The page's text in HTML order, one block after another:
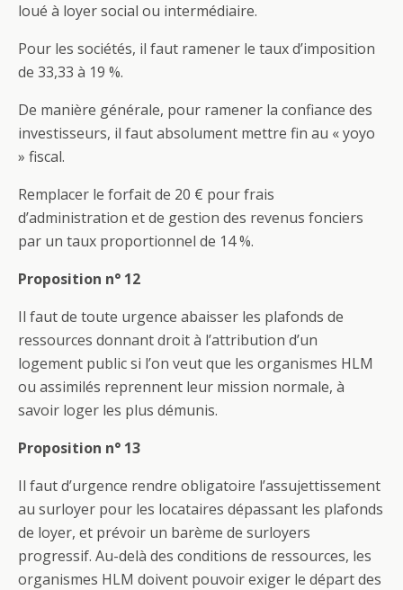
loué à loyer social ou intermédiaire.
Pour les sociétés, il faut ramener le taux d’imposition
de 33,33 à 19 %.
De manière générale, pour ramener la confiance des
investisseurs, il faut absolument mettre fin au « yoyo
» fiscal.
Remplacer le forfait de 20 € pour frais
d’administration et de gestion des revenus fonciers
par un taux proportionnel de 14 %.
Proposition n° 12
Il faut de toute urgence abaisser les plafonds de
ressources donnant droit à l’attribution d’un
logement public si l’on veut que les organismes HLM
ou assimilés reprennent leur mission normale, à
savoir loger les plus démunis.
Proposition n° 13
Il faut d’urgence rendre obligatoire l’assujettissement
au surloyer pour les locataires dépassant les plafonds
de loyer, et prévoir un barème de surloyers
progressif. Au-delà des conditions de ressources, les
organismes HLM doivent pouvoir exiger le départ des